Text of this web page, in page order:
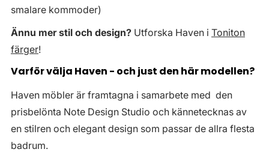
smalare kommoder)
Ännu mer stil och design? Utforska Haven i Toniton
färger!
Varför välja Haven - och just den här modellen?
Haven möbler är framtagna i samarbete med den
prisbelönta Note Design Studio och kännetecknas av
en stilren och elegant design som passar de allra flesta
badrum.